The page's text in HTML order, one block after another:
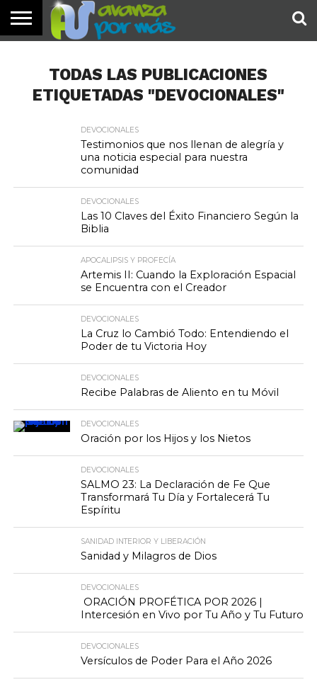
DE HOY
NOSOTROS
TODAS LAS PUBLICACIONES
ETIQUETADAS "DEVOCIONALES"
DEVOCIONALES
Testimonios que nos llenan de alegría y
una noticia especial para nuestra
comunidad
DEVOCIONALES
Las 10 Claves del Éxito Financiero Según la
Biblia
APOCALIPSIS Y PROFECÍA
Artemis II: Cuando la Exploración Espacial
se Encuentra con el Creador
DEVOCIONALES
La Cruz lo Cambió Todo: Entendiendo el
Poder de tu Victoria Hoy
DEVOCIONALES
Recibe Palabras de Aliento en tu Móvil
DEVOCIONALES
Oración por los Hijos y los Nietos
DEVOCIONALES
SALMO 23: La Declaración de Fe Que
Transformará Tu Día y Fortalecerá Tu
Espíritu
SANIDAD INTERIOR Y LIBERACIÓN
Sanidad y Milagros de Dios
DEVOCIONALES
ORACIÓN PROFÉTICA POR 2026 |
Intercesión en Vivo por Tu Año y Tu Futuro
DEVOCIONALES
Versículos de Poder Para el Año 2026